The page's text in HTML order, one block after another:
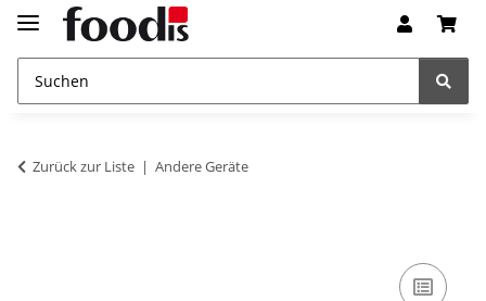
Zurück zur Liste Andere Geräte